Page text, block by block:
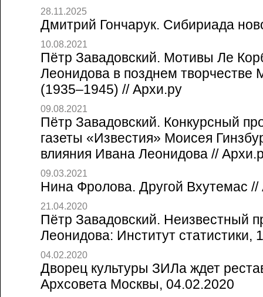
28.11.2025
Дмитрий Гончарук. Сибириада
10.08.2021
Пётр Завадовский. Мотивы Ле
Леонидова в позднем творчестве
(1935–1945) // Архи.ру
09.08.2021
Пётр Завадовский. Конкурсный
газеты «Известия» Моисея
влияния Ивана Леонидова //
09.03.2021
Нина Фролова. Другой Вхутемас //
21.04.2020
Пётр Завадовский. Неизвестный
Леонидова: Институт статистики,
04.02.2020
Дворец культуры ЗИЛа ждет
Архсовета Москвы, 04.02.2020